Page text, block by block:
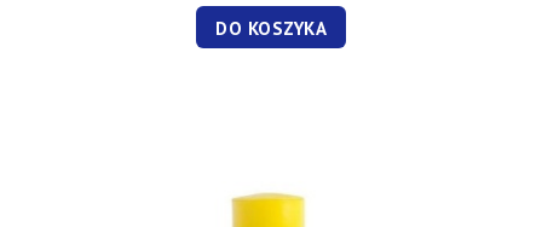
DO KOSZYKA